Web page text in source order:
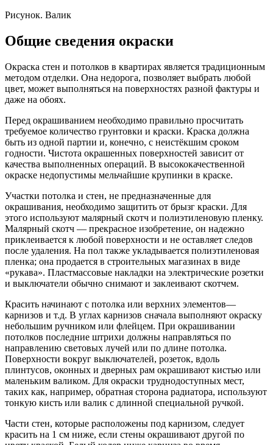
Рисунок. Валик
Общие сведения окраски
Окраска стен и потолков в квартирах является традиционным
методом отделки. Она недорога, позволяет выбрать любой
цвет, может выполняться на поверхностях разной фактуры и
даже на обоях.
Перед окрашиванием необходимо правильно просчитать
требуемое количество грунтовки и краски. Краска должна
быть из одной партии и, конечно, с неистёкшим сроком
годности. Чистота окрашенных поверхностей зависит от
качества выполненных операций. В высококачественной
окраске недопустимы мельчайшие крупинки в краске.
Участки потолка и стен, не предназначенные для
окрашивания, необходимо защитить от брызг краски. Для
этого используют малярный скотч и полиэтиленовую пленку.
Малярный скотч — прекрасное изобретение, он надежно
приклеивается к любой поверхности и не оставляет следов
после удаления. На пол также укладывается полиэтиленовая
пленка; она продается в строительных магазинах в виде
«рукава». Пластмассовые накладки на электрические розетки
и выключатели обычно снимают и заклеивают скотчем.
Красить начинают с потолка или верхних элементов—
карнизов и т.д. В углах карнизов сначала выполняют окраску
небольшим ручником или флейцем. При окрашивании
потолков последние штрихи должны направляться по
направлению световых лучей или по длине потолка.
Поверхности вокруг выключателей, розеток, вдоль
плинтусов, оконных и дверных рам окрашивают кистью или
маленьким валиком. Для окраски труднодоступных мест,
таких как, например, обратная сторона радиатора, используют
тонкую кисть или валик с длинной специальной ручкой.
Части стен, которые расположены под карнизом, следует
красить на 1 см ниже, если стены окрашивают другой по